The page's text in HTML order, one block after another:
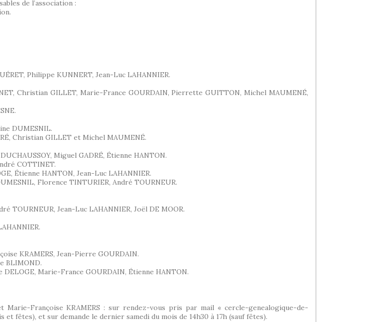
de l’association :
Philippe KUNNERT, Jean-Luc LAHANNIER.
Christian GILLET, Marie-France GOURDAIN, Pierrette GUITTON, Michel MAUMENÉ,
DUMESNIL.
Christian GILLET et Michel MAUMENÉ.
Miguel GADRÉ, Étienne HANTON.
COTTINET.
Étienne HANTON, Jean-Luc LAHANNIER.
Florence TINTURIER, André TOURNEUR.
TOURNEUR, Jean-Luc LAHANNIER, Joël DE MOOR.
KRAMERS, Jean-Pierre GOURDAIN.
BLIMOND.
Marie-France GOURDAIN, Étienne HANTON.
Marie-Françoise KRAMERS : sur rendez-vous pris par mail « cercle-genealogique-de-
et fêtes), et sur demande le dernier samedi du mois de 14h30 à 17h (sauf fêtes).